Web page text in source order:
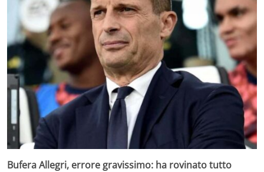
Bufera Allegri, errore gravissimo: ha rovinato tutto